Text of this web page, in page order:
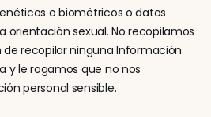
o biométricos o datos
orientación sexual. No recopilamos
recopilar ninguna Información
y le rogamos que no nos
personal sensible.